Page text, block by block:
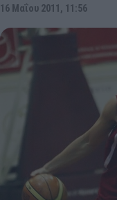
16 Μαΐου 2011, 11:56